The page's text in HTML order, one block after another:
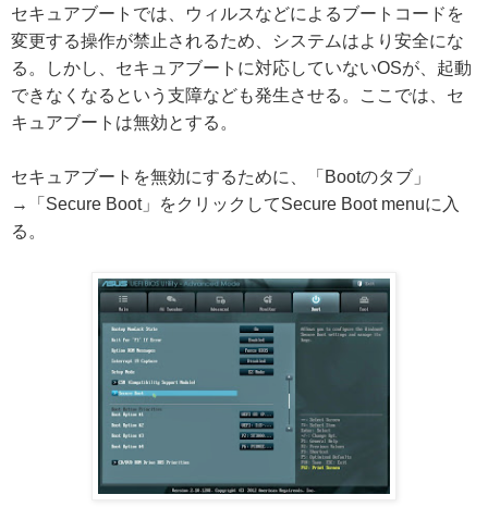
セキュアブートでは、ウィルスなどによるブートコードを
変更する操作が禁止されるため、システムはより安全にな
る。しかし、セキュアブートに対応していないOSが、起動
できなくなるという支障なども発生させる。ここでは、セ
キュアブートは無効とする。
セキュアブートを無効にするために、「Bootのタブ」
→「Secure Boot」をクリックしてSecure Boot menuに入
る。